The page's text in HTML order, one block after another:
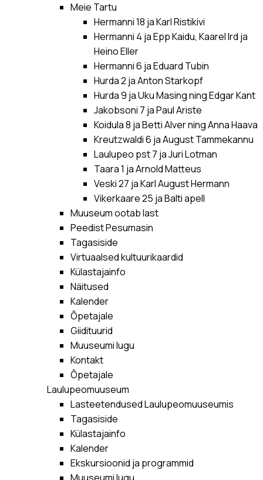
Meie Tartu
Hermanni 18 ja Karl Ristikivi
Hermanni 4 ja Epp Kaidu, Kaarel Ird ja
Heino Eller
Hermanni 6 ja Eduard Tubin
Hurda 2 ja Anton Starkopf
Hurda 9 ja Uku Masing ning Edgar Kant
Jakobsoni 7 ja Paul Ariste
Koidula 8 ja Betti Alver ning Anna Haava
Kreutzwaldi 6 ja August Tammekannu
Laulupeo pst 7 ja Juri Lotman
Taara 1 ja Arnold Matteus
Veski 27 ja Karl August Hermann
Vikerkaare 25 ja Balti apell
Muuseum ootab last
Peedist Pesumasin
Tagasiside
Virtuaalsed kultuurikaardid
Külastajainfo
Näitused
Kalender
Õpetajale
Giidituurid
Muuseumi lugu
Kontakt
Õpetajale
Laulupeomuuseum
Lasteetendused Laulupeomuuseumis
Tagasiside
Külastajainfo
Kalender
Ekskursioonid ja programmid